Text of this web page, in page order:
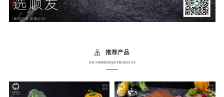
推荐产品
RECOMMENDED PRODUCTS